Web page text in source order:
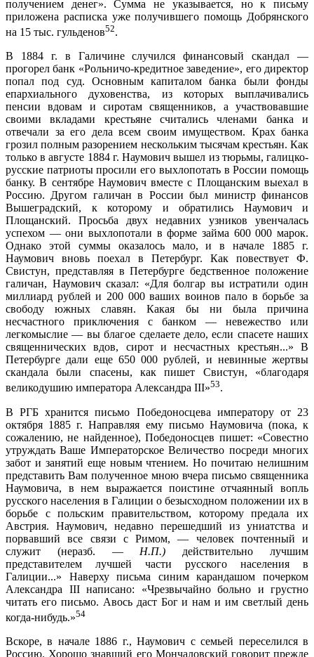
получением денег». Сумма не указывается, но к письму
приложена расписка уже получившего помощь Добрянского
на 15 тыс. гульденов52.
В 1884 г. в Галичине случился финансовый скандал —
прогорел банк «Рольничо-кредитное заведение», его директор
попал под суд. Основным капиталом банка были фонды
епархиального духовенства, из которых выплачивались
пенсии вдовам и сиротам священников, а участвовавшие
своими вкладами крестьяне считались членами банка и
отвечали за его дела всем своим имуществом. Крах банка
грозил полным разорением нескольким тысячам крестьян. Как
только в августе 1884 г. Наумович вышел из тюрьмы, галицко-
русские патриоты просили его выхлопотать в России помощь
банку. В сентябре Наумович вместе с Площанским выехал в
Россию. Другом галичан в России был министр финансов
Вышеградский, к которому и обратились Наумович и
Площанский. Просьба двух недавних узников увенчалась
успехом — они выхлопотали в форме займа 600 000 марок.
Однако этой суммы оказалось мало, и в начале 1885 г.
Наумович вновь поехал в Петербург. Как повествует Ф.
Свистун, представляя в Петербурге бедственное положение
галичан, Наумович сказал: «Для болгар вы истратили один
миллиард рублей и 200 000 ваших воинов пало в борьбе за
свободу южных славян. Какая бы ни была причина
несчастного приключения с банком — невежество или
легкомыслие — вы благое сделаете дело, если спасете наших
священнических вдов, сирот и несчастных крестьян...» В
Петербурге дали еще 650 000 рублей, и невинные жертвы
скандала были спасены, как пишет Свистун, «благодаря
великодушию императора Александра III»53.
В РГБ хранится письмо Победоносцева императору от 23
октября 1885 г. Направляя ему письмо Наумовича (пока, к
сожалению, не найденное), Победоносцев пишет: «Совестно
утруждать Ваше Императорское Величество посреди многих
забот и занятий еще новым чтением. Но почитаю нелишним
представить Вам полученное мною вчера письмо священника
Наумовича, в нем выражается поистине отчаянный вопль
русского населения в Галиции о безысходном положении их в
борьбе с польским правительством, которому предала их
Австрия. Наумович, недавно перешедший из униатства и
порвавший все связи с Римом, — человек почтенный и
служит (неразб. — Н.П.) действительно лучшим
представителем лучшей части русского населения в
Галиции...» Наверху письма синим карандашом почерком
Александра III написано: «Чрезвычайно больно и грустно
читать его письмо. Авось даст Бог и нам и им светлый день
когда-нибудь.»54
Вскоре, в начале 1886 г., Наумович с семьей переселился в
Россию. Хорошо знавший его Мончаловский говорит прежде